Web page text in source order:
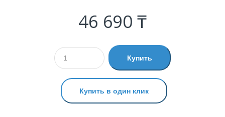
46 690 ₸
Купить
Купить в один клик